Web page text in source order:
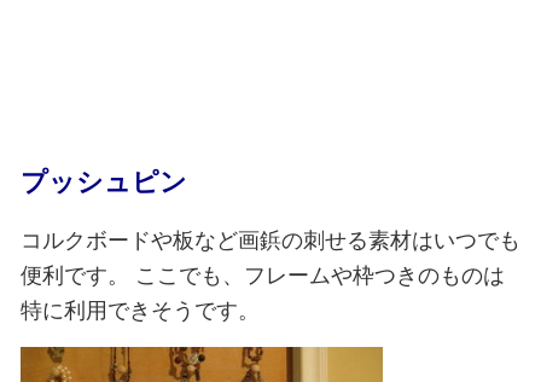
プッシュピン
コルクボードや板など画鋲の刺せる素材はいつでも
便利です。
ここでも、フレームや枠つきのものは
特に利用できそうです。